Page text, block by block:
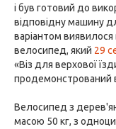
і був готовий до
відповідну машину
варіантом
велосипед, який 29
«Віз для верхової
продемонстрований
Велосипед з
масою 50 кг, з